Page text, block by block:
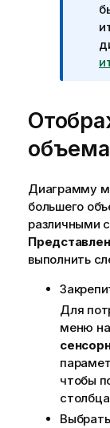
и
м
е
ч
и
е
к
н
ф
о
р
м
ц
и
и
Диаграмму
большего
различными
выполнить
Для
меню
чтобы